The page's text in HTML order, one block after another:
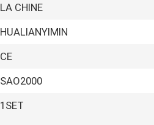
LA CHINE
HUALIANYIMIN
CE
SAO2000
1SET